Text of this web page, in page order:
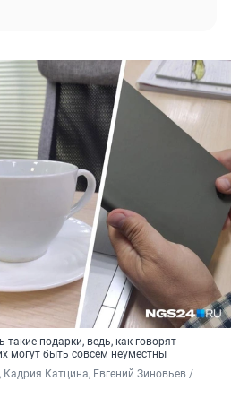
подарки, ведь, как говорят
могут быть совсем неуместны
Кадрия Катцина, Евгений Зиновьев /